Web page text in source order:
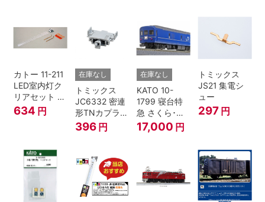
カトー 11-211
LED室内灯ク
リアセット N
ゲージ
634 円
在庫なし
トミックス
JC6332 密連
形TNカプラー
(SPグレー電
連付・211系)
396 円
在庫なし
KATO 10-
1799 寝台特
急 さくら･は
やぶさ/富士
24系 9両セッ
17,000 円
トミックス
JS21 集電シ
ュー
297 円